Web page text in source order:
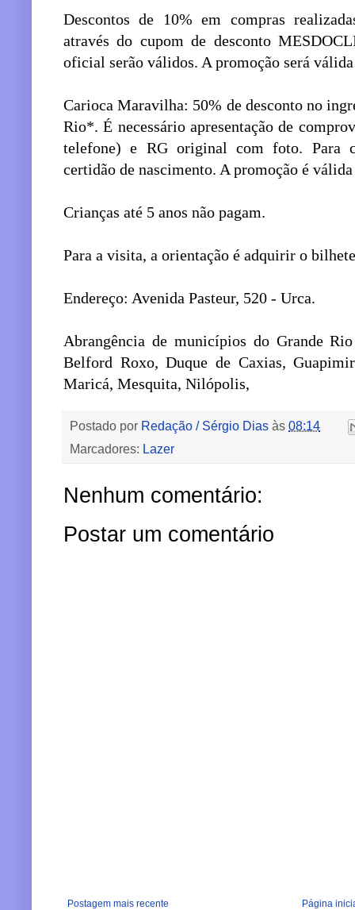
Descontos de 10% em compras
através do cupom de desconto
oficial serão válidos. A promoção será
Carioca Maravilha: 50% de desconto no
Rio*. É necessário apresentação de
telefone) e RG original com foto. Para
certidão de nascimento. A promoção é
Crianças até 5 anos não pagam.
Para a visita, a orientação é adquirir o
Endereço: Avenida Pasteur, 520 - Urca.
Abrangência de municípios do Grande
Belford Roxo, Duque de Caxias,
Maricá, Mesquita, Nilópolis,
Postado por Redação / Sérgio Dias às 08:14
Marcadores: Lazer
Nenhum comentário:
Postar um comentário
Postagem mais recente Página